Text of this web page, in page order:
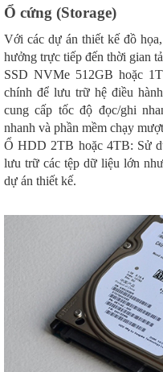
Ổ cứng (Storage)
Với các dự án thiết kế đồ
hưởng trực tiếp đến thời gian
SSD NVMe 512GB hoặc
chính để lưu trữ hệ điều
cung cấp tốc độ đọc/ghi
nhanh và phần mềm chạy
Ổ HDD 2TB hoặc 4TB: Sử
lưu trữ các tệp dữ liệu lớn
dự án thiết kế.